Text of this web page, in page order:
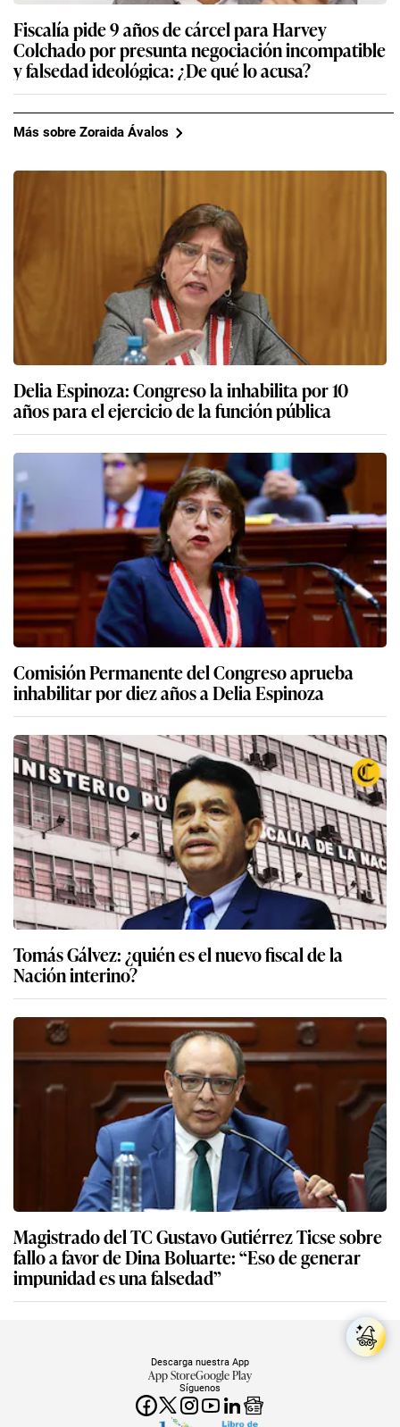
Fiscalía pide 9 años de cárcel para Harvey
Colchado por presunta negociación incompatible
y falsedad ideológica: ¿De qué lo acusa?
Más sobre Zoraida Ávalos
Delia Espinoza: Congreso la inhabilita por 10
años para el ejercicio de la función pública
Comisión Permanente del Congreso aprueba
inhabilitar por diez años a Delia Espinoza
Tomás Gálvez: ¿quién es el nuevo fiscal de la
Nación interino?
Magistrado del TC Gustavo Gutiérrez Ticse sobre
fallo a favor de Dina Boluarte: “Eso de generar
impunidad es una falsedad”
Síguenos
Descarga nuestra App
App StoreGoogle Play